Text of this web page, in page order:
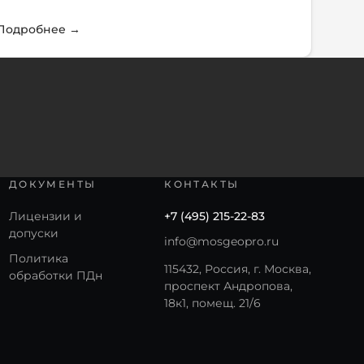
→
ДОКУМЕНТЫ
Лицензии и
допуски
Политика
обработки ПДн
КОНТАКТЫ
+7 (495) 215-22-83
info@mosgeopro.ru
115432, Россия, г. Москва,
проспект Андропова,
18к1, помещ. 21/6